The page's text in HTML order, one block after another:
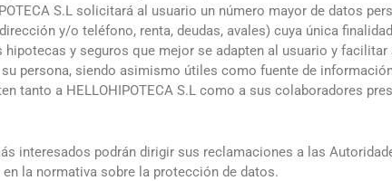
S.L solicitará al usuario un número mayor de datos
y/o teléfono, renta, deudas, avales) cuya única
y seguros que mejor se adapten al usuario y facilitar
persona, siendo asimismo útiles como fuente de
tanto a HELLOHIPOTECA S.L como a sus colaboradores
interesados podrán dirigir sus reclamaciones a las
la normativa sobre la protección de datos.